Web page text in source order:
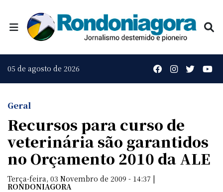
05 de agosto de 2026
Geral
Recursos para curso de
veterinária são garantidos
no Orçamento 2010 da ALE
Terça-feira, 03 Novembro de 2009 - 14:37 |
RONDONIAGORA